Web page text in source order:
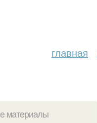
главная
материалы